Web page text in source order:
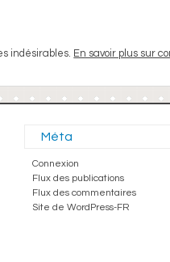
indésirables. En savoir plus sur
Méta
Connexion
Flux des publications
Flux des commentaires
Site de WordPress-FR